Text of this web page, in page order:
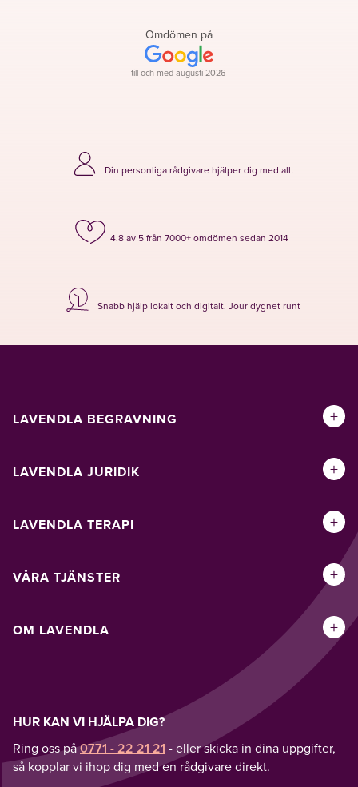
Omdömen på
till och med augusti 2026
Din personliga rådgivare hjälper dig med allt
4.8 av 5 från 7000+ omdömen sedan 2014
Snabb hjälp lokalt och digitalt. Jour dygnet runt
LAVENDLA BEGRAVNING +
LAVENDLA JURIDIK +
LAVENDLA TERAPI +
VÅRA TJÄNSTER +
OM LAVENDLA +
HUR KAN VI HJÄLPA DIG?
Ring oss på0771 - 22 21 21 - eller skicka in dina uppgifter,
så kopplar vi ihop dig med en rådgivare direkt.